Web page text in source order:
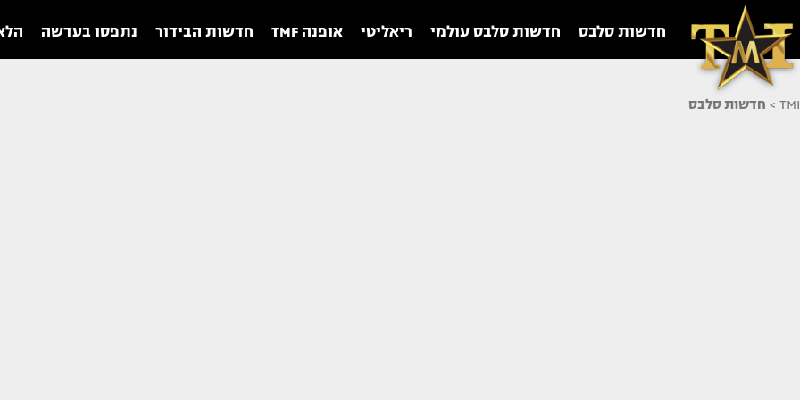
חדשות סלבס חדשות סלבס עולמי ריאליטי אופנה TMF חדשות הבידור נתפסו בעדשה
TMI
> חדשות סלבס